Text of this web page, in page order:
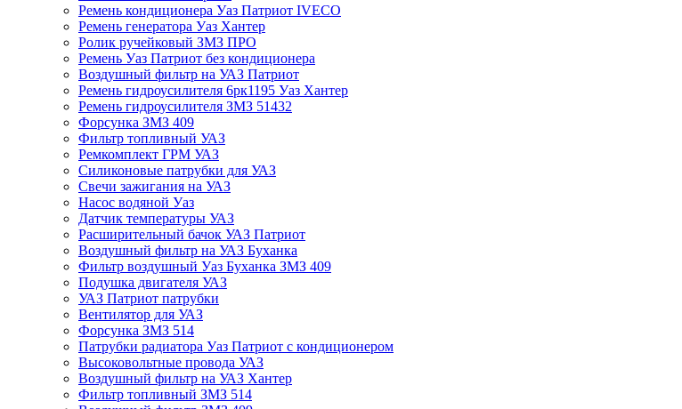
Ремень кондиционера Уаз Патриот IVECO
Ремень генератора Уаз Хантер
Ролик ручейковый ЗМЗ ПРО
Ремень Уаз Патриот без кондиционера
Воздушный фильтр на УАЗ Патриот
Ремень гидроусилителя 6рк1195 Уаз Хантер
Ремень гидроусилителя ЗМЗ 51432
Форсунка ЗМЗ 409
Фильтр топливный УАЗ
Ремкомплект ГРМ УАЗ
Силиконовые патрубки для УАЗ
Свечи зажигания на УАЗ
Насос водяной Уаз
Датчик температуры УАЗ
Расширительный бачок УАЗ Патриот
Воздушный фильтр на УАЗ Буханка
Фильтр воздушный Уаз Буханка ЗМЗ 409
Подушка двигателя УАЗ
УАЗ Патриот патрубки
Вентилятор для УАЗ
Форсунка ЗМЗ 514
Патрубки радиатора Уаз Патриот с кондиционером
Высоковольтные провода УАЗ
Воздушный фильтр на УАЗ Хантер
Фильтр топливный ЗМЗ 514